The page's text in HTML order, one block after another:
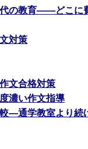
の教育――どこに
対策
文合格対策
濃い作文指導
―通学教室より続